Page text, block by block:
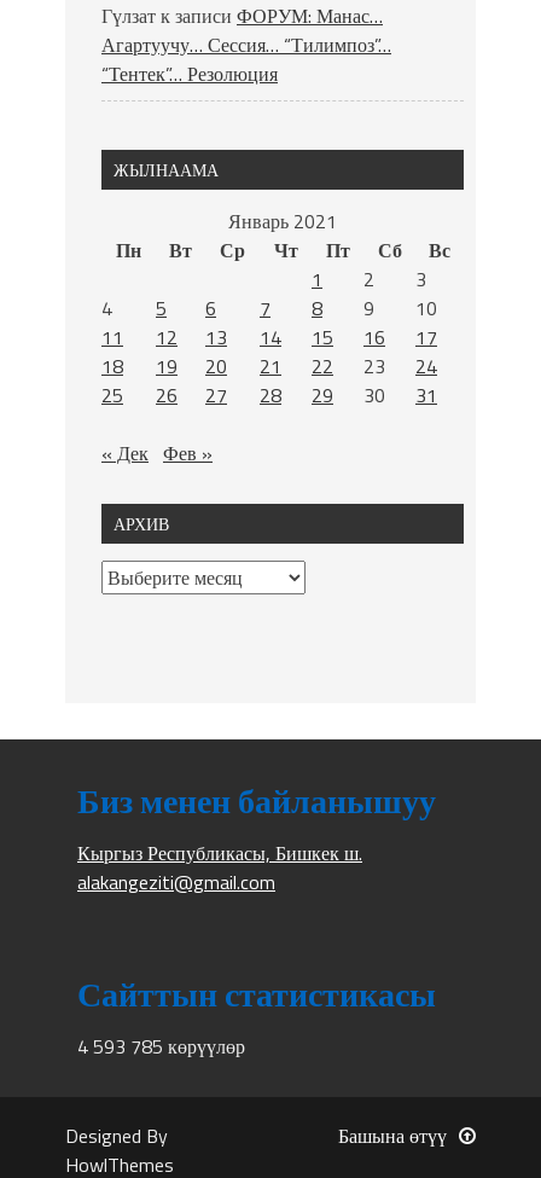
Гүлзатк записи ФОРУМ: Манас…
Агартуучу… Сессия… “Тилимпоз”…
“Тентек”… Резолюция
ЖЫЛНААМА
Январь 2021
Пн
Вт Ср Чт Пт Сб
Вс
1
2
3
4
5 6 7 8 9
10
11
12 13 14 15 16
17
18
19 20 21 22 23
24
25
26 27 28 29 30
31
« Дек Фев »
АРХИВ
Биз менен байланышуу
Кыргыз Республикасы, Бишкек ш.
alakangeziti@gmail.com
Сайттын статистикасы
4 593 785 көрүүлөр
Designed By
HowlThemes
Башына өтүү